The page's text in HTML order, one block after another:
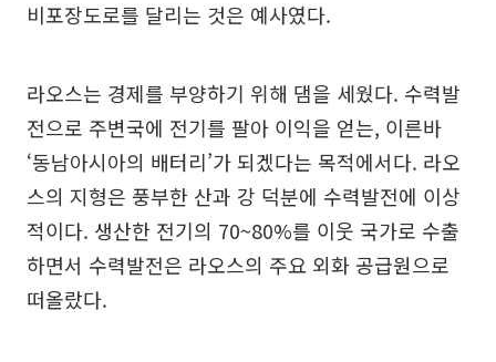
비포장도로를 달리는 것은 예사였다.
라오스는 경제를 부양하기 위해 댐을 세웠다. 수력발
전으로 주변국에 전기를 팔아 이익을 얻는, 이른바
‘동남아시아의 배터리’가 되겠다는 목적에서다. 라오
스의 지형은 풍부한 산과 강 덕분에 수력발전에 이상
적이다. 생산한 전기의 70~80%를 이웃 국가로 수출
하면서 수력발전은 라오스의 주요 외화 공급원으로
떠올랐다.